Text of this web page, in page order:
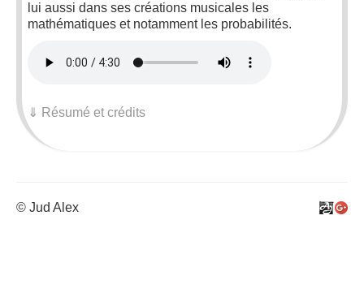
lui aussi dans ses créations musicales les
mathématiques et notamment les probabilités.
⇓ Résumé et crédits
© Jud Alex